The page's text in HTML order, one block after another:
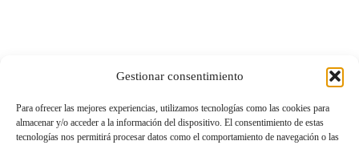
Gestionar consentimiento
Para ofrecer las mejores experiencias, utilizamos tecnologías como las cookies para
almacenar y/o acceder a la información del dispositivo. El consentimiento de estas
tecnologías nos permitirá procesar datos como el comportamiento de navegación o las